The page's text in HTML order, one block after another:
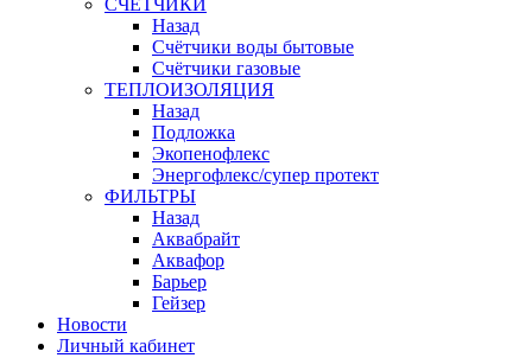
СЧЕТЧИКИ
Назад
Счётчики воды бытовые
Счётчики газовые
ТЕПЛОИЗОЛЯЦИЯ
Назад
Подложка
Экопенофлекс
Энергофлекс/супер протект
ФИЛЬТРЫ
Назад
Аквабрайт
Аквафор
Барьер
Гейзер
Новости
Личный кабинет